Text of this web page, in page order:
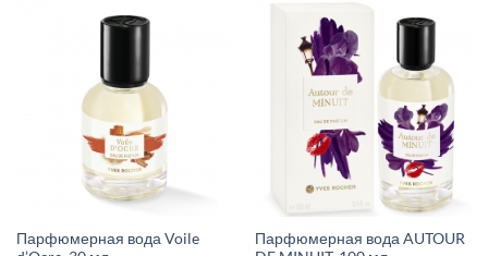
Парфюмерная вода Voile
Парфюмерная вода AUTOUR